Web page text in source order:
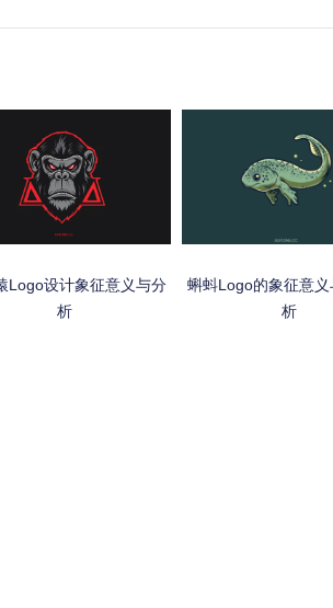
Logo设计象征意义与分
析
蝌蚪Logo的象征意义
析